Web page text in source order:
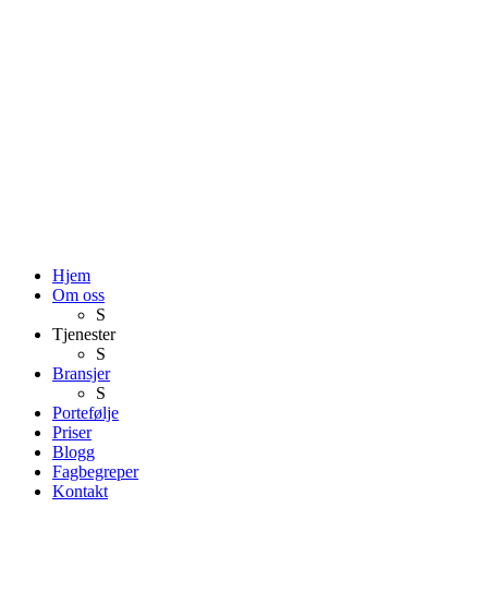
Hjem
Om oss
S
Tjenester
S
Bransjer
S
Portefølje
Priser
Blogg
Fagbegreper
Kontakt